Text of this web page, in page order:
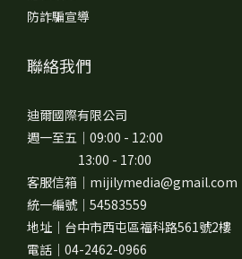
防詐騙宣導
聯絡我們
迪爾國際有限公司
週一至五｜09:00 - 12:00
13:00 - 17:00
客服信箱｜mijilymedia@gmail.com
統一編號｜54583559
地址｜台中市西屯區福科路561號2樓
電話｜04-2462-0966